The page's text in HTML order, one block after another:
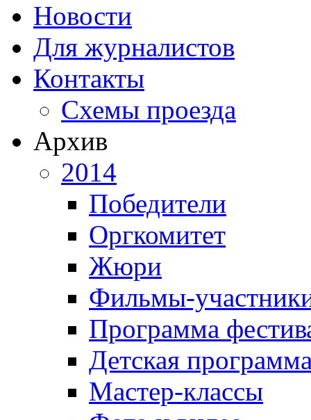
Новости
Для журналистов
Контакты
Схемы проезда
Архив
2014
Победители
Оргкомитет
Жюри
Фильмы-
Программа
Детская
Мастер-классы